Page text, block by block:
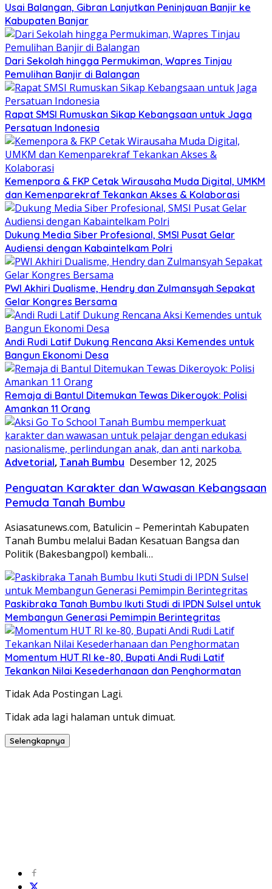
Usai Balangan, Gibran Lanjutkan Peninjauan Banjir ke
Kabupaten Banjar
Dari Sekolah hingga Permukiman, Wapres Tinjau
Pemulihan Banjir di Balangan
Rapat SMSI Rumuskan Sikap Kebangsaan untuk Jaga
Persatuan Indonesia
Kemenpora & FKP Cetak Wirausaha Muda Digital, UMKM
dan Kemenparekraf Tekankan Akses & Kolaborasi
Dukung Media Siber Profesional, SMSI Pusat Gelar
Audiensi dengan Kabaintelkam Polri
PWI Akhiri Dualisme, Hendry dan Zulmansyah Sepakat
Gelar Kongres Bersama
Andi Rudi Latif Dukung Rencana Aksi Kemendes untuk
Bangun Ekonomi Desa
Remaja di Bantul Ditemukan Tewas Dikeroyok: Polisi
Amankan 11 Orang
Advetorial, Tanah Bumbu Desember 12, 2025
Penguatan Karakter dan Wawasan Kebangsaan
Pemuda Tanah Bumbu
Asiasatunews.com, Batulicin – Pemerintah Kabupaten
Tanah Bumbu melalui Badan Kesatuan Bangsa dan
Politik (Bakesbangpol) kembali…
Paskibraka Tanah Bumbu Ikuti Studi di IPDN Sulsel untuk
Membangun Generasi Pemimpin Berintegritas
Momentum HUT RI ke-80, Bupati Andi Rudi Latif
Tekankan Nilai Kesederhanaan dan Penghormatan
Tidak Ada Postingan Lagi.
Tidak ada lagi halaman untuk dimuat.
Selengkapnya